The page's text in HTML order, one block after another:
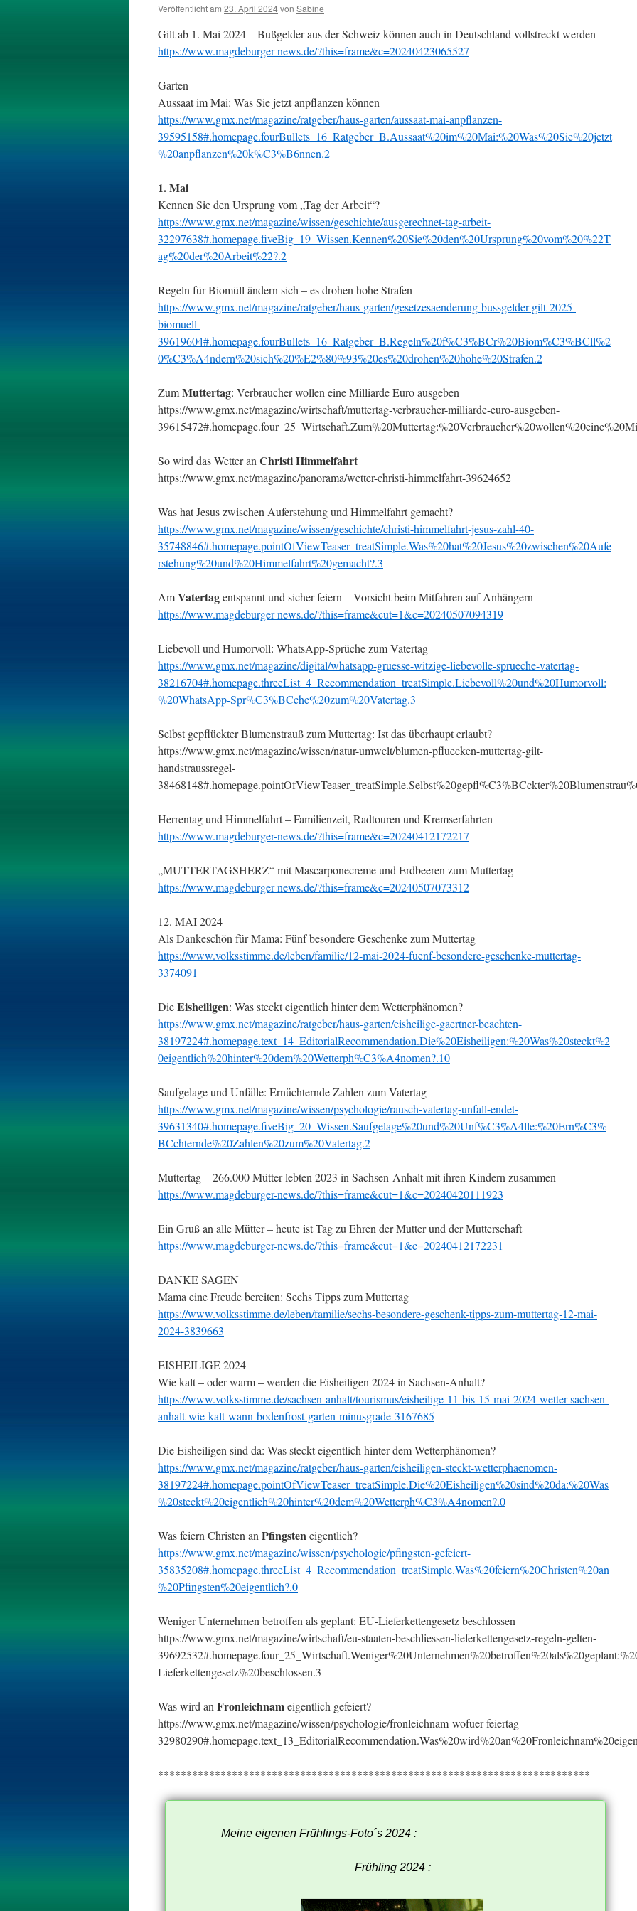
Veröffentlicht am 23. April 2024von Sabine
Gilt ab 1. Mai 2024 – Bußgelder aus der Schweiz können auch in Deutschland vollstreckt werden
https://www.magdeburger-news.de/?this=frame&c=20240423065527
Garten
Aussaat im Mai: Was Sie jetzt anpflanzen können
https://www.gmx.net/magazine/ratgeber/haus-garten/aussaat-mai-anpflanzen-
39595158#.homepage.fourBullets_16_Ratgeber_B.Aussaat%20im%20Mai:%20Was%20Sie%20jetzt
%20anpflanzen%20k%C3%B6nnen.2
1. Mai
Kennen Sie den Ursprung vom „Tag der Arbeit“?
https://www.gmx.net/magazine/wissen/geschichte/ausgerechnet-tag-arbeit-
32297638#.homepage.fiveBig_19_Wissen.Kennen%20Sie%20den%20Ursprung%20vom%20%22T
ag%20der%20Arbeit%22?.2
Regeln für Biomüll ändern sich – es drohen hohe Strafen
https://www.gmx.net/magazine/ratgeber/haus-garten/gesetzesaenderung-bussgelder-gilt-2025-
biomuell-
39619604#.homepage.fourBullets_16_Ratgeber_B.Regeln%20f%C3%BCr%20Biom%C3%BCll%2
0%C3%A4ndern%20sich%20%E2%80%93%20es%20drohen%20hohe%20Strafen.2
ZumMuttertag: Verbraucher wollen eine Milliarde Euro ausgeben
https://www.gmx.net/magazine/wirtschaft/muttertag-verbraucher-milliarde-euro-ausgeben-
So wird das Wetter an Christi Himmelfahrt
https://www.gmx.net/magazine/panorama/wetter-christi-himmelfahrt-39624652
Was hat Jesus zwischen Auferstehung und Himmelfahrt gemacht?
https://www.gmx.net/magazine/wissen/geschichte/christi-himmelfahrt-jesus-zahl-40-
35748846#.homepage.pointOfViewTeaser_treatSimple.Was%20hat%20Jesus%20zwischen%20Aufe
rstehung%20und%20Himmelfahrt%20gemacht?.3
AmVatertagentspannt und sicher feiern – Vorsicht beim Mitfahren auf Anhängern
https://www.magdeburger-news.de/?this=frame&cut=1&c=20240507094319
Liebevoll und Humorvoll: WhatsApp-Sprüche zum Vatertag
https://www.gmx.net/magazine/digital/whatsapp-gruesse-witzige-liebevolle-sprueche-vatertag-
38216704#.homepage.threeList_4_Recommendation_treatSimple.Liebevoll%20und%20Humorvoll:
%20WhatsApp-Spr%C3%BCche%20zum%20Vatertag.3
Selbst gepflückter Blumenstrauß zum Muttertag: Ist das überhaupt erlaubt?
https://www.gmx.net/magazine/wissen/natur-umwelt/blumen-pfluecken-muttertag-gilt-
handstraussregel-
Herrentag und Himmelfahrt – Familienzeit, Radtouren und Kremserfahrten
https://www.magdeburger-news.de/?this=frame&c=20240412172217
„MUTTERTAGSHERZ“ mit Mascarponecreme und Erdbeeren zum Muttertag
https://www.magdeburger-news.de/?this=frame&c=20240507073312
12. MAI 2024
Als Dankeschön für Mama: Fünf besondere Geschenke zum Muttertag
https://www.volksstimme.de/leben/familie/12-mai-2024-fuenf-besondere-geschenke-muttertag-
3374091
DieEisheiligen: Was steckt eigentlich hinter dem Wetterphänomen?
https://www.gmx.net/magazine/ratgeber/haus-garten/eisheilige-gaertner-beachten-
38197224#.homepage.text_14_EditorialRecommendation.Die%20Eisheiligen:%20Was%20steckt%2
0eigentlich%20hinter%20dem%20Wetterph%C3%A4nomen?.10
Saufgelage und Unfälle: Ernüchternde Zahlen zum Vatertag
https://www.gmx.net/magazine/wissen/psychologie/rausch-vatertag-unfall-endet-
39631340#.homepage.fiveBig_20_Wissen.Saufgelage%20und%20Unf%C3%A4lle:%20Ern%C3%
BCchternde%20Zahlen%20zum%20Vatertag.2
Muttertag – 266.000 Mütter lebten 2023 in Sachsen-Anhalt mit ihren Kindern zusammen
https://www.magdeburger-news.de/?this=frame&cut=1&c=20240420111923
Ein Gruß an alle Mütter – heute ist Tag zu Ehren der Mutter und der Mutterschaft
https://www.magdeburger-news.de/?this=frame&cut=1&c=20240412172231
DANKE SAGEN
Mama eine Freude bereiten: Sechs Tipps zum Muttertag
https://www.volksstimme.de/leben/familie/sechs-besondere-geschenk-tipps-zum-muttertag-12-mai-
2024-3839663
EISHEILIGE 2024
Wie kalt – oder warm – werden die Eisheiligen 2024 in Sachsen-Anhalt?
https://www.volksstimme.de/sachsen-anhalt/tourismus/eisheilige-11-bis-15-mai-2024-wetter-sachsen-
anhalt-wie-kalt-wann-bodenfrost-garten-minusgrade-3167685
Die Eisheiligen sind da: Was steckt eigentlich hinter dem Wetterphänomen?
https://www.gmx.net/magazine/ratgeber/haus-garten/eisheiligen-steckt-wetterphaenomen-
38197224#.homepage.pointOfViewTeaser_treatSimple.Die%20Eisheiligen%20sind%20da:%20Was
%20steckt%20eigentlich%20hinter%20dem%20Wetterph%C3%A4nomen?.0
Was feiern Christen an Pfingsteneigentlich?
https://www.gmx.net/magazine/wissen/psychologie/pfingsten-gefeiert-
35835208#.homepage.threeList_4_Recommendation_treatSimple.Was%20feiern%20Christen%20an
%20Pfingsten%20eigentlich?.0
Weniger Unternehmen betroffen als geplant: EU-Lieferkettengesetz beschlossen
https://www.gmx.net/magazine/wirtschaft/eu-staaten-beschliessen-lieferkettengesetz-regeln-gelten-
Lieferkettengesetz%20beschlossen.3
Was wird an Fronleichnameigentlich gefeiert?
https://www.gmx.net/magazine/wissen/psychologie/fronleichnam-wofuer-feiertag-
****************************************************************************
Meine eigenen Frühlings-Foto´s 2024 :
Frühling 2024 :